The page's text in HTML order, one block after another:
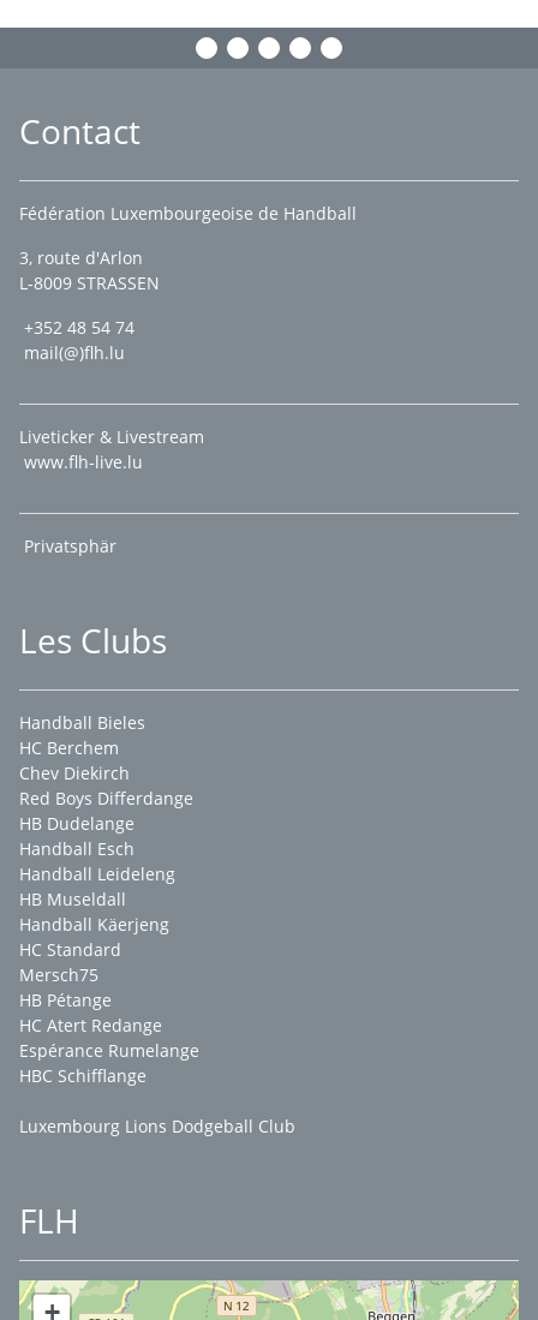
Contact
Fédération Luxembourgeoise de Handball
3, route d'Arlon
L-8009 STRASSEN
+352 48 54 74
mail(@)flh.lu
Liveticker & Livestream
www.flh-live.lu
Privatsphär
Les Clubs
Handball Bieles
HC Berchem
Chev Diekirch
Red Boys Differdange
HB Dudelange
Handball Esch
Handball Leideleng
HB Museldall
Handball Käerjeng
HC Standard
Mersch75
HB Pétange
HC Atert Redange
Espérance Rumelange
HBC Schifflange
Luxembourg Lions Dodgeball Club
FLH
+